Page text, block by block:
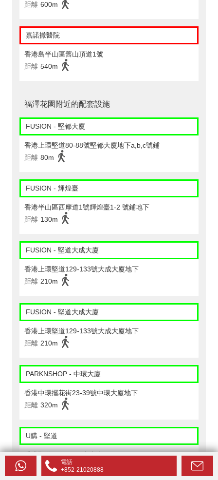
距離 600m
嘉諾撒醫院
香港島半山區舊山頂道1號
距離 540m
福澤花園附近的配套設施
FUSION - 堅都大廈
香港上環堅道80-88號堅都大廈地下a,b,c號鋪
距離 80m
FUSION - 輝煌臺
香港半山區西摩道1號輝煌臺1-2 號鋪地下
距離 130m
FUSION - 堅道大成大廈
香港上環堅道129-133號大成大廈地下
距離 210m
FUSION - 堅道大成大廈
香港上環堅道129-133號大成大廈地下
距離 210m
PARKNSHOP - 中環大廈
香港中環擺花街23-39號中環大廈地下
距離 320m
U購 - 堅道
香港堅道24&24a長庚大廈
距離
310m
電話
+852-21020888